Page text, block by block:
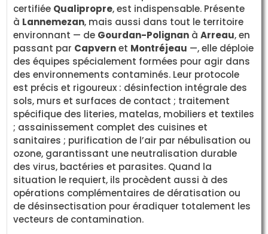
certifiée Qualipropre, est indispensable. Présente
à Lannemezan, mais aussi dans tout le territoire
environnant — de Gourdan-Polignan àArreau, en
passant par Capvernet Montréjeau —, elle déploie
des équipes spécialement formées pour agir dans
des environnements contaminés. Leur protocole
est précis et rigoureux : désinfection intégrale des
sols, murs et surfaces de contact ; traitement
spécifique des literies, matelas, mobiliers et textiles
; assainissement complet des cuisines et
sanitaires ; purification de l’air par nébulisation ou
ozone, garantissant une neutralisation durable
des virus, bactéries et parasites. Quand la
situation le requiert, ils procèdent aussi à des
opérations complémentaires de dératisation ou
de désinsectisation pour éradiquer totalement les
vecteurs de contamination.